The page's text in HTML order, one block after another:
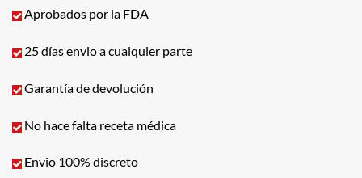
Aprobados por la FDA
25 días envio a cualquier parte
Garantía de devolución
No hace falta receta médica
Envio 100% discreto